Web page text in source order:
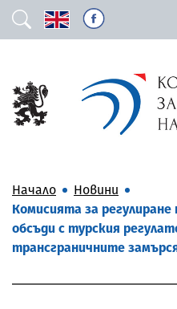
Начало
Новини
Комисията за
обсъди с турския
трансграничните